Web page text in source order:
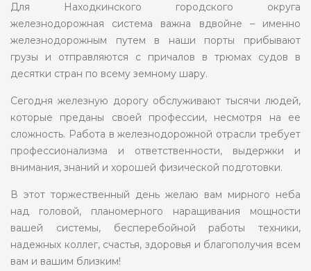
Для Находкинского городского округа
железнодорожная система важна вдвойне – именно
железнодорожным путем в наши порты прибывают
грузы и отправляются с причалов в трюмах судов в
десятки стран по всему земному шару.
Сегодня железную дорогу обслуживают тысячи людей,
которые преданы своей профессии, несмотря на ее
сложность. Работа в железнодорожной отрасли требует
профессионализма и ответственности, выдержки и
внимания, знаний и хорошей физической подготовки.
В этот торжественный день желаю вам мирного неба
над головой, планомерного наращивания мощности
вашей системы, бесперебойной работы техники,
надежных коллег, счастья, здоровья и благополучия всем
вам и вашим близким!